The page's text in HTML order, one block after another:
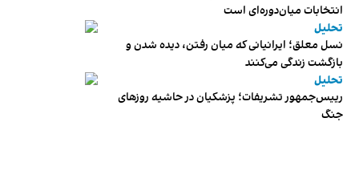
انتخابات میان‌دوره‌ای است
تحلیل
نسل معلق؛ ایرانیانی که میان رفتن، دیده شدن و
بازگشت زندگی می‌کنند
تحلیل
رییس‌جمهور تشریفات؛ پزشکیان در حاشیه روزهای
جنگ